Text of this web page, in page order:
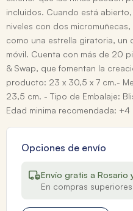
incluidos. Cuando está
niveles con dos
como una estrella giratoria, un
móvil. Cuenta con más de 20
& Swap, que fomentan la
producto: 23 x 30,5 x 7 cm.-
23,5 cm. - Tipo de Embalaje:
Edad minima recomendada: +4
Opciones de envío
Envío gratis a Rosario
En compras